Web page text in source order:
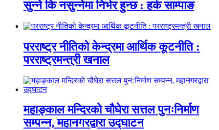
सुन्ने कि नसुन्नेमा निर्भर हुन्छ : हर्क साम्पाङ
परराष्ट्र नीतिको केन्द्रमा आर्थिक कूटनीति :
परराष्ट्रमन्त्री खनाल
महाङ्काल मन्दिरको चौघेरा सत्तल पुनःनिर्माण
सम्पन्न, महानगरद्वारा उद्घाटन